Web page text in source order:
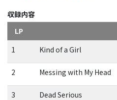
収録内容
LP
1
Kind of a Girl
2 Messing with My Head
3 Dead Serious